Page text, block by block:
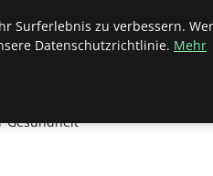
von Achtsamkeit,
Gesundheit
Surferlebnis zu verbessern.
Datenschutzrichtlinie. Mehr